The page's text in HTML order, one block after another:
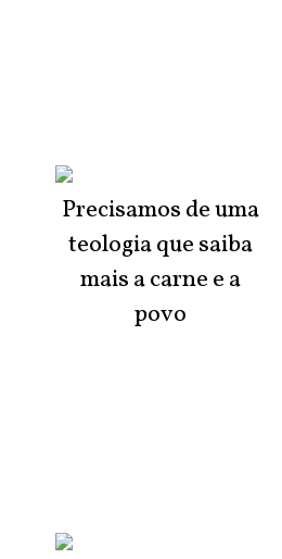
Precisamos de uma
teologia que saiba
mais a carne e a
povo